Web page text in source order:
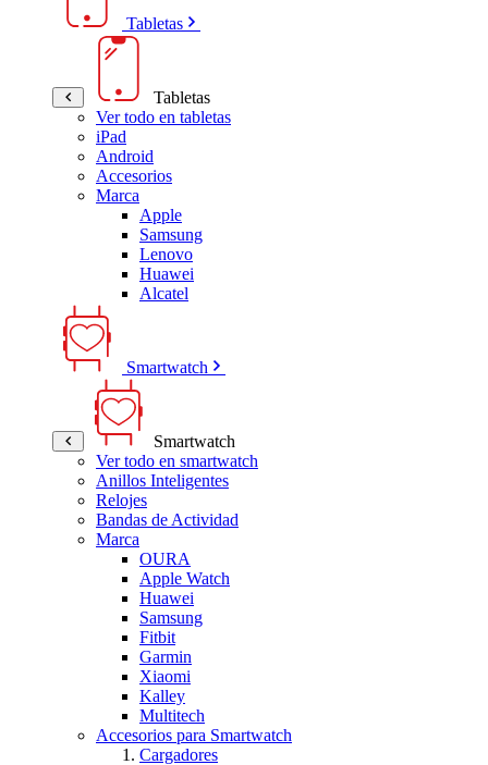
Tabletas
Tabletas
Ver todo en tabletas
iPad
Android
Accesorios
Marca
Apple
Samsung
Lenovo
Huawei
Alcatel
Smartwatch
Smartwatch
Ver todo en smartwatch
Anillos Inteligentes
Relojes
Bandas de Actividad
Marca
OURA
Apple Watch
Huawei
Samsung
Fitbit
Garmin
Xiaomi
Kalley
Multitech
Accesorios para Smartwatch
Cargadores